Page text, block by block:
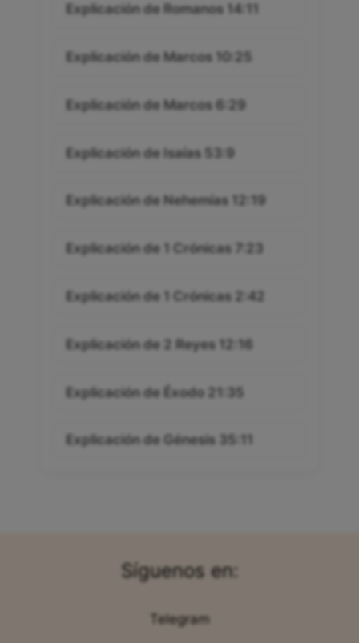
Explicación de Romanos 14:11
Explicación de Marcos 10:25
Explicación de Marcos 6:29
Explicación de Isaías 53:9
Explicación de Nehemías 12:19
Explicación de 1 Crónicas 7:23
Explicación de 1 Crónicas 2:42
Explicación de 2 Reyes 12:16
Explicación de Éxodo 21:35
Explicación de Génesis 35:11
Síguenos en:
Telegram